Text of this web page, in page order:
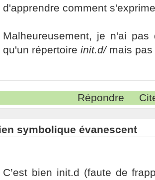
d'apprendre comment
Malheureusement, je n'ai
qu'un répertoire init.d/mais
Répondre
symbolique évanescent
C’est bien init.d (faute de